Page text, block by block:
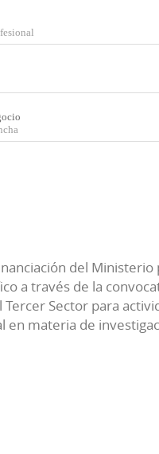
del Ministerio
a través de la
Sector para
en materia de